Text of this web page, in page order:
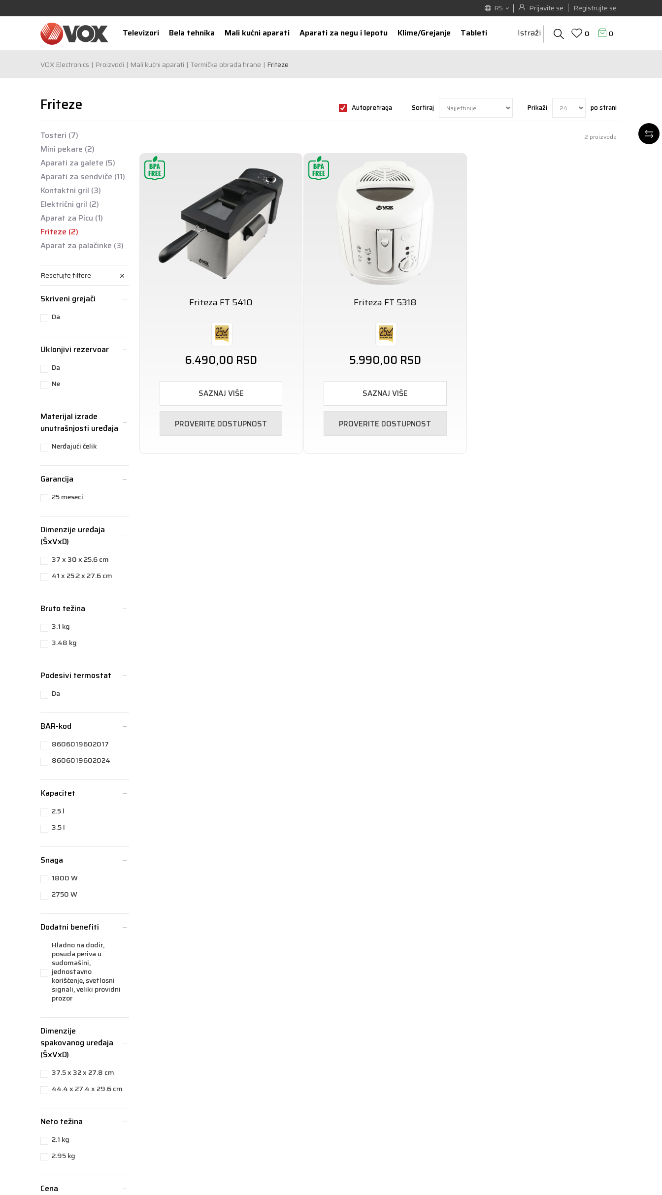
Prijavite se Registrujte se
RS
Televizori Bela tehnika Mali kućni aparati Aparati za negu i lepotu Klime/Grejanje Tableti Istraži 0 0
VOX Electronics Proizvodi Mali kućni aparati Termička obrada hrane Friteze
Friteze Autopretraga Sortiraj Prikaži po strani
Tosteri (7)
Mini pekare (2)
Aparati za galete (5)
Aparati za sendviče (11)
Kontaktni gril (3)
Električni gril (2)
Aparat za Picu (1)
Friteze (2)
Aparat za palačinke (3)
Resetujte filtere
Skriveni grejači
Da
Uklonjivi rezervoar
Da
Ne
Materijal izrade
unutrašnjosti uređaja
Nerđajući čelik
Garancija
25 meseci
Dimenzije uređaja
(ŠxVxD)
37 x 30 x 25.6 cm
41 x 25.2 x 27.6 cm
Bruto težina
3.1 kg
3.48 kg
Podesivi termostat
Da
BAR-kod
8606019602017
8606019602024
Kapacitet
2.5 l
3.5 l
Snaga
1800 W
2750 W
Dodatni benefiti
Hladno na dodir,
posuda periva u
sudomašini,
jednostavno
korišćenje, svetlosni
signali, veliki providni
prozor
Dimenzije
spakovanog uređaja
(ŠxVxD)
37.5 x 32 x 27.8 cm
44.4 x 27.4 x 29.6 cm
Neto težina
2.1 kg
2.95 kg
Cena
2 proizvoda
Friteza FT 5410
6.490,00 RSD
SAZNAJ VIŠE
PROVERITE DOSTUPNOST
Friteza FT 5318
5.990,00 RSD
SAZNAJ VIŠE
PROVERITE DOSTUPNOST